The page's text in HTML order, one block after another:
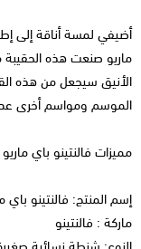
أضيفي لمسة أناقة إلى
ماريو صنعت هذه الحقيبة
الأنيق سيجعل من هذه
الموسم ومواسم أخرى
مميزات فالنتينو باي
إسم المنتج: فالنتينو باي
ماركة : فالنتينو